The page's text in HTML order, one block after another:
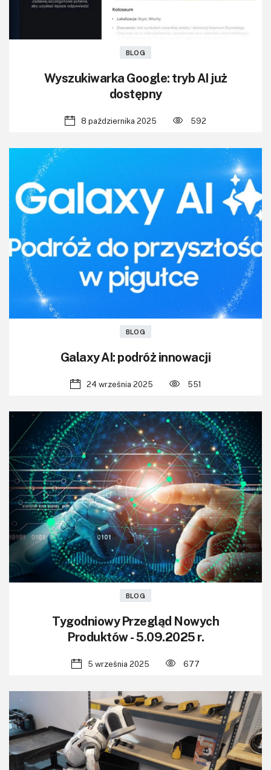
BLOG
Wyszukiwarka Google: tryb AI już
dostępny
8 października 2025 592
BLOG
Galaxy AI: podróż innowacji
24 września 2025 551
BLOG
Tygodniowy Przegląd Nowych
Produktów - 5.09.2025 r.
5 września 2025 677